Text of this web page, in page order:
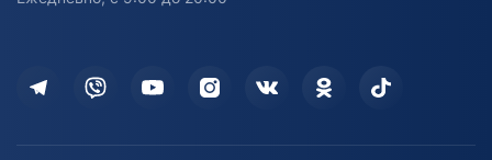
Доставка
Дополнительные услуги
Оставить отзыв
Здоровье